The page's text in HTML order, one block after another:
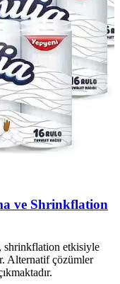
ve Shrinkflation
shrinkflation etkisiyle
Alternatif çözümler